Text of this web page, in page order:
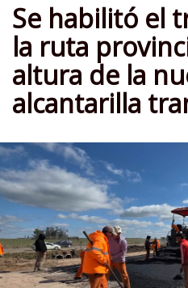
Se habilitó el
la ruta
altura de la
alcantarilla